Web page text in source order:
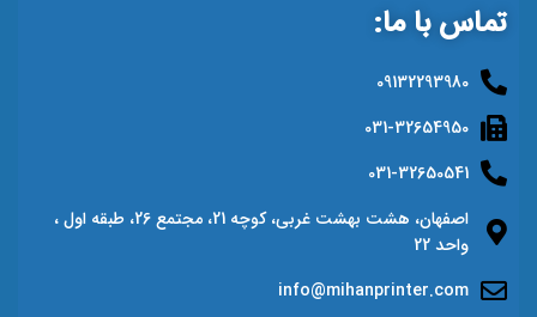
تماس با ما:
09132293980
031-32654950
031-32650541
اصفهان، هشت بهشت غربی، کوچه 21، مجتمع 26، طبقه اول ،
واحد 22
info@mihanprinter.com